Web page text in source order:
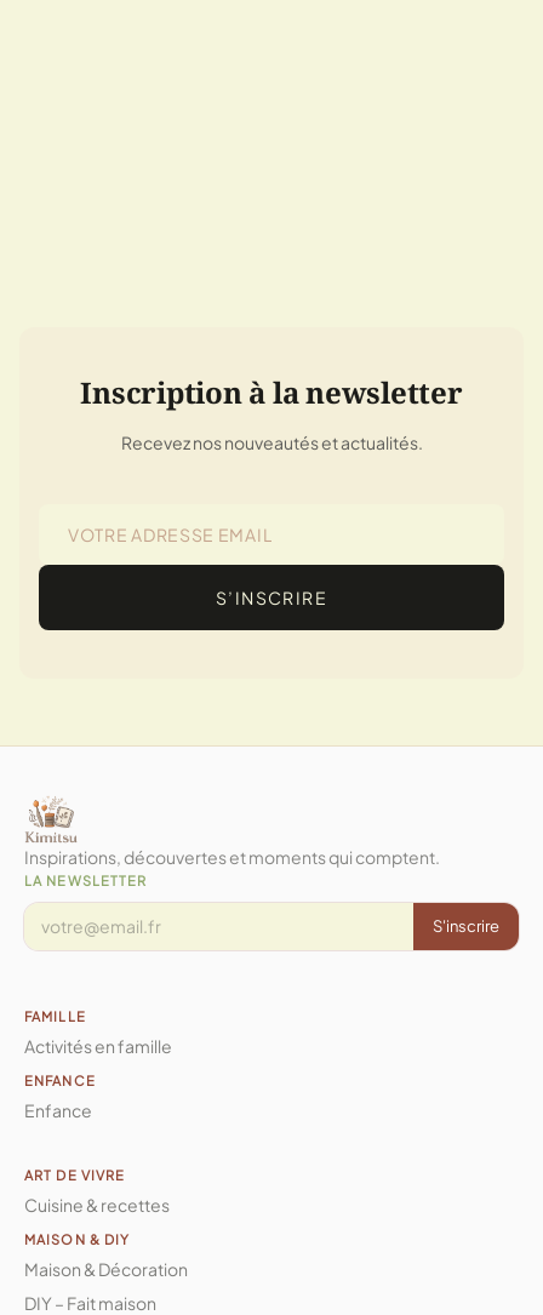
Inscription à la newsletter
Recevez nos nouveautés et actualités.
S’INSCRIRE
Inspirations, découvertes et moments qui comptent.
LA NEWSLETTER
S'inscrire
FAMILLE
Activités en famille
ENFANCE
Enfance
ART DE VIVRE
Cuisine & recettes
MAISON & DIY
Maison & Décoration
DIY – Fait maison